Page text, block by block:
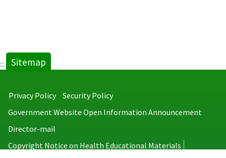
::: Sitemap
Privacy Policy
Security Policy
Government Website Open Information Announcement
Director-mail
Copyright Notice on Health Educational Materials